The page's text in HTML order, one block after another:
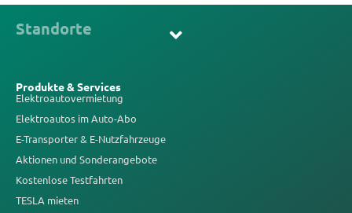
Standorte
Produkte & Services
Elektroautovermietung
Elektroautos im Auto-Abo
E-Transporter & E-Nutzfahrzeuge
Aktionen und Sonderangebote
Kostenlose Testfahrten
TESLA mieten